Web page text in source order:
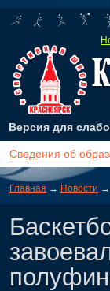
Версия для
Сведения об
Главная → Новости →